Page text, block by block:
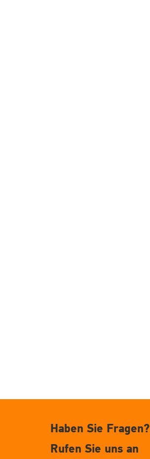
Haben Sie Fragen?
Rufen Sie uns an